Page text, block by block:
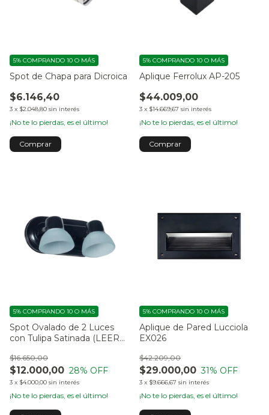
Spot de Chapa para Dicroica
$6.146,40
3 x $2.048,80 sin interés
5% COMPRANDO 10 O MÁS
¡No te lo pierdas, es el último!
Aplique Ferrolux AP-205
$44.009,00
3 x $14.669,67 sin interés
5% COMPRANDO 10 O MÁS
¡No te lo pierdas, es el último!
Spot Ovalado de 2 Luces
con Tulipa Satinada (LEER
$12.000,00
$16.650,00
28% OFF
3 x $4.000,00 sin interés
5% COMPRANDO 10 O MÁS
¡No te lo pierdas, es el último!
Aplique de Pared Lucciola
EX026
$29.000,00
$42.209,00
31% OFF
3 x $9.666,67 sin interés
5% COMPRANDO 10 O MÁS
¡No te lo pierdas, es el último!